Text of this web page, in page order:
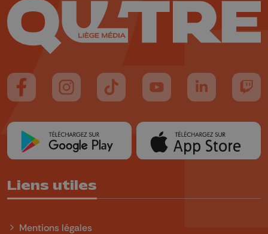
Suivez-nous sur FaceBook
Suivez-nous sur Instagram
Suivez-nous sur TikTok
Suivez-nous sur YouTube
Suivez-nous
Liens utiles
Mentions légales